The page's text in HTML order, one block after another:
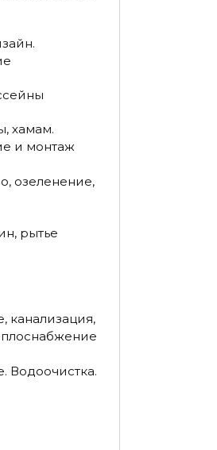
хамам.
и монтаж
озеленение,
рытье
канализация,
Водоочистка.